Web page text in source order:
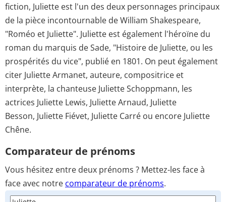
fiction, Juliette est l'un des deux personnages principaux
de la pièce incontournable de William Shakespeare,
"Roméo et Juliette". Juliette est également l'héroïne du
roman du marquis de Sade, "Histoire de Juliette, ou les
prospérités du vice", publié en 1801. On peut également
citer Juliette Armanet, auteure, compositrice et
interprète, la chanteuse Juliette Schoppmann, les
actrices Juliette Lewis, Juliette Arnaud, Juliette
Besson, Juliette Fiévet, Juliette Carré ou encore Juliette
Chêne.
Comparateur de prénoms
Vous hésitez entre deux prénoms ? Mettez-les face à
face avec notre comparateur de prénoms.